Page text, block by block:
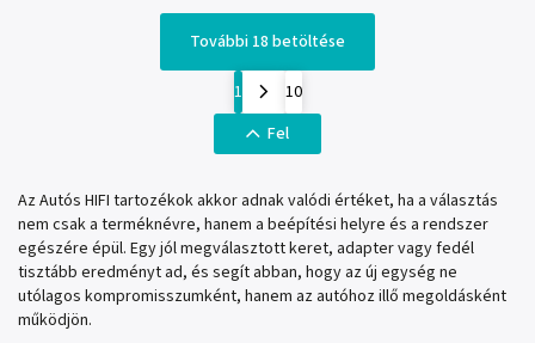
További 18 betöltése
1
10
Fel
Az Autós HIFI tartozékok akkor adnak valódi értéket, ha a választás
nem csak a terméknévre, hanem a beépítési helyre és a rendszer
egészére épül. Egy jól megválasztott keret, adapter vagy fedél
tisztább eredményt ad, és segít abban, hogy az új egység ne
utólagos kompromisszumként, hanem az autóhoz illő megoldásként
működjön.